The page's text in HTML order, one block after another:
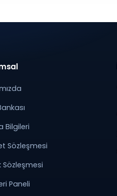
Bilgileri
Sözleşmesi
Sözleşmesi
Paneli